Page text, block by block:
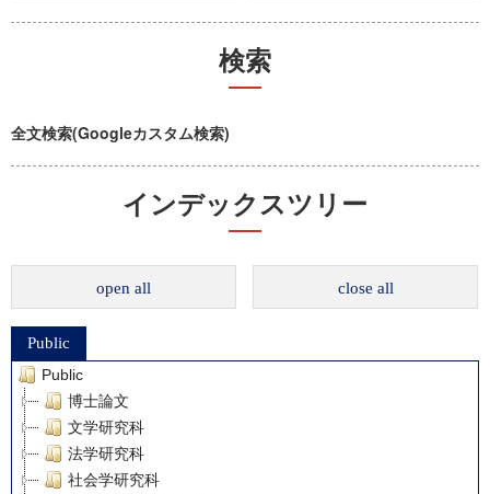
検索
全文検索(Googleカスタム検索)
インデックスツリー
open all close all
Public
Public
博士論文
文学研究科
法学研究科
社会学研究科